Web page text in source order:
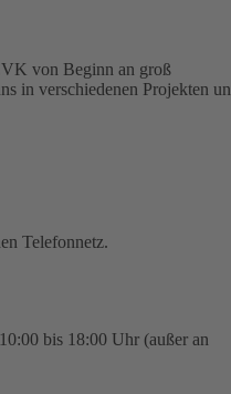
von Beginn an groß
in verschiedenen Projekten
Telefonnetz.
bis 18:00 Uhr (außer an